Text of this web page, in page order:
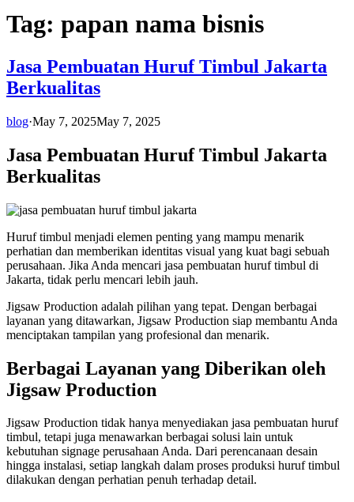
Tag: papan nama bisnis
Jasa Pembuatan Huruf Timbul Jakarta
Berkualitas
blog·May 7, 2025May 7, 2025
Jasa Pembuatan Huruf Timbul Jakarta
Berkualitas
Huruf timbul menjadi elemen penting yang mampu menarik
perhatian dan memberikan identitas visual yang kuat bagi sebuah
perusahaan. Jika Anda mencari jasa pembuatan huruf timbul di
Jakarta, tidak perlu mencari lebih jauh.
Jigsaw Production adalah pilihan yang tepat. Dengan berbagai
layanan yang ditawarkan, Jigsaw Production siap membantu Anda
menciptakan tampilan yang profesional dan menarik.
Berbagai Layanan yang Diberikan oleh
Jigsaw Production
Jigsaw Production tidak hanya menyediakan jasa pembuatan huruf
timbul, tetapi juga menawarkan berbagai solusi lain untuk
kebutuhan signage perusahaan Anda. Dari perencanaan desain
hingga instalasi, setiap langkah dalam proses produksi huruf timbul
dilakukan dengan perhatian penuh terhadap detail.